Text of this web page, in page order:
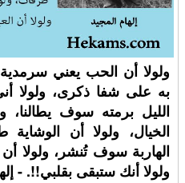
ولولا أن الحب يعني سرمدية
به على شفا ذكرى، ولولا
الليل برمته سوف
الخيال، ولولا أن
الهاربة سوف تُنشر، ولولا
ولولا أنك ستبقى بقلبي!!. -